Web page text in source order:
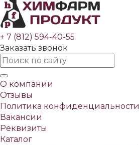
+ 7 (812) 594-40-55
Заказать звонок
О компании
Отзывы
Политика конфиденциальности
Вакансии
Реквизиты
Каталог